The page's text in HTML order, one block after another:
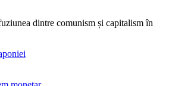
dintre comunism și capitalism în